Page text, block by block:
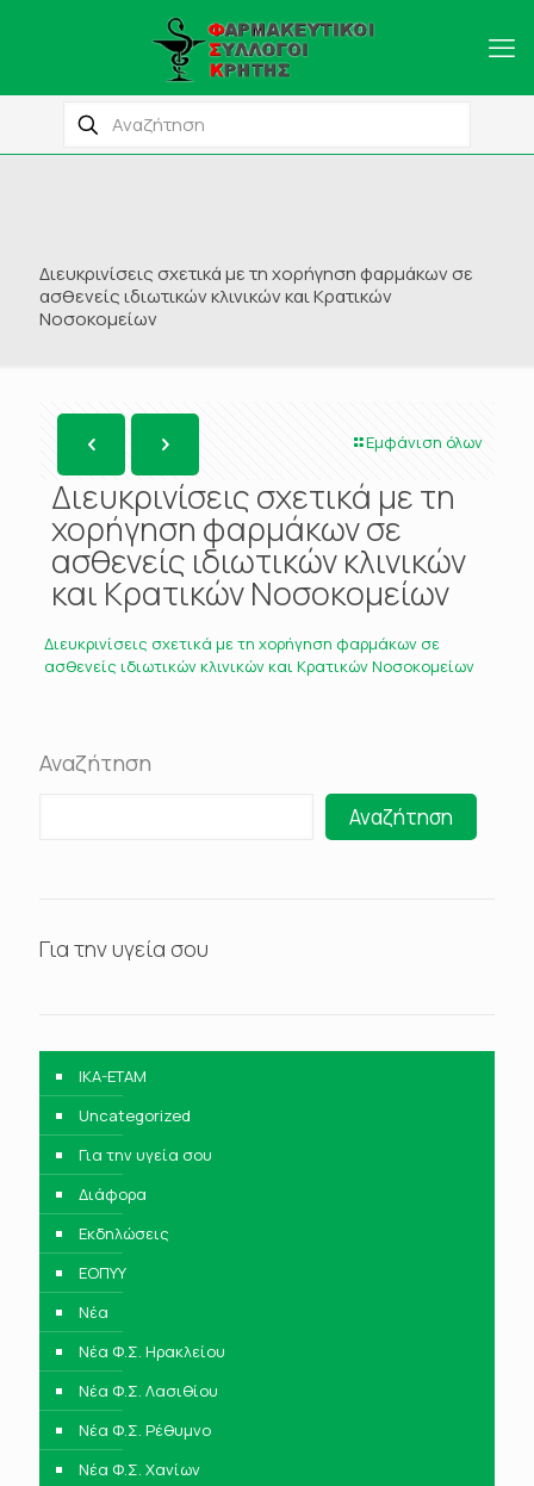
Διευκρινίσεις σχετικά με τη χορήγηση φαρμάκων σε
ασθενείς ιδιωτικών κλινικών και Κρατικών
Νοσοκομείων
Εμφάνιση όλων
Διευκρινίσεις σχετικά με τη
χορήγηση φαρμάκων σε
ασθενείς ιδιωτικών κλινικών
και Κρατικών Νοσοκομείων
Διευκρινίσεις σχετικά με τη χορήγηση φαρμάκων σε
ασθενείς ιδιωτικών κλινικών και Κρατικών Νοσοκομείων
Αναζήτηση
Αναζήτηση
Για την υγεία σου
IKA-ETAM
Uncategorized
Για την υγεία σου
Διάφορα
Εκδηλώσεις
ΕΟΠΥΥ
Νέα
Νέα Φ.Σ. Ηρακλείου
Νέα Φ.Σ. Λασιθίου
Νέα Φ.Σ. Ρέθυμνο
Νέα Φ.Σ. Χανίων